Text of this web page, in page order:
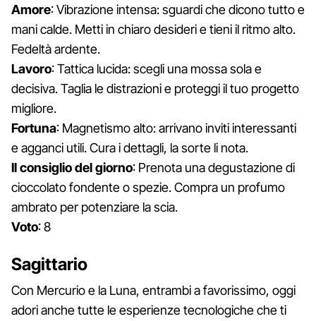
Amore: Vibrazione intensa: sguardi che dicono tutto e
mani calde. Metti in chiaro desideri e tieni il ritmo alto.
Fedeltà ardente.
Lavoro: Tattica lucida: scegli una mossa sola e
decisiva. Taglia le distrazioni e proteggi il tuo progetto
migliore.
Fortuna: Magnetismo alto: arrivano inviti interessanti
e agganci utili. Cura i dettagli, la sorte li nota.
Il consiglio del giorno: Prenota una degustazione di
cioccolato fondente o spezie. Compra un profumo
ambrato per potenziare la scia.
Voto: 8
Sagittario
Con Mercurio e la Luna, entrambi a favorissimo, oggi
adori anche tutte le esperienze tecnologiche che ti